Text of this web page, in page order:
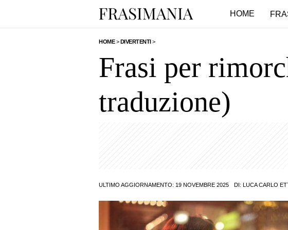
HOME
HOME>DIVERTENTI>
Frasi per
traduzione)
ULTIMO AGGIORNAMENTO: 19 NOVEMBRE 2025 DI: LUCA CARLO